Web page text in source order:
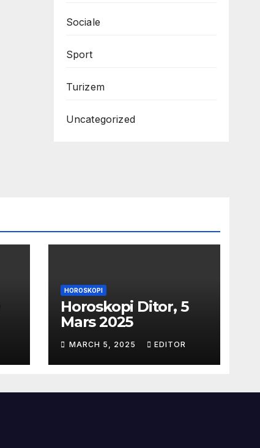
Sociale
Sport
Turizem
Uncategorized
HOROSKOPI
Horoskopi Ditor, 5
Mars 2025
MARCH 5, 2025 EDITOR